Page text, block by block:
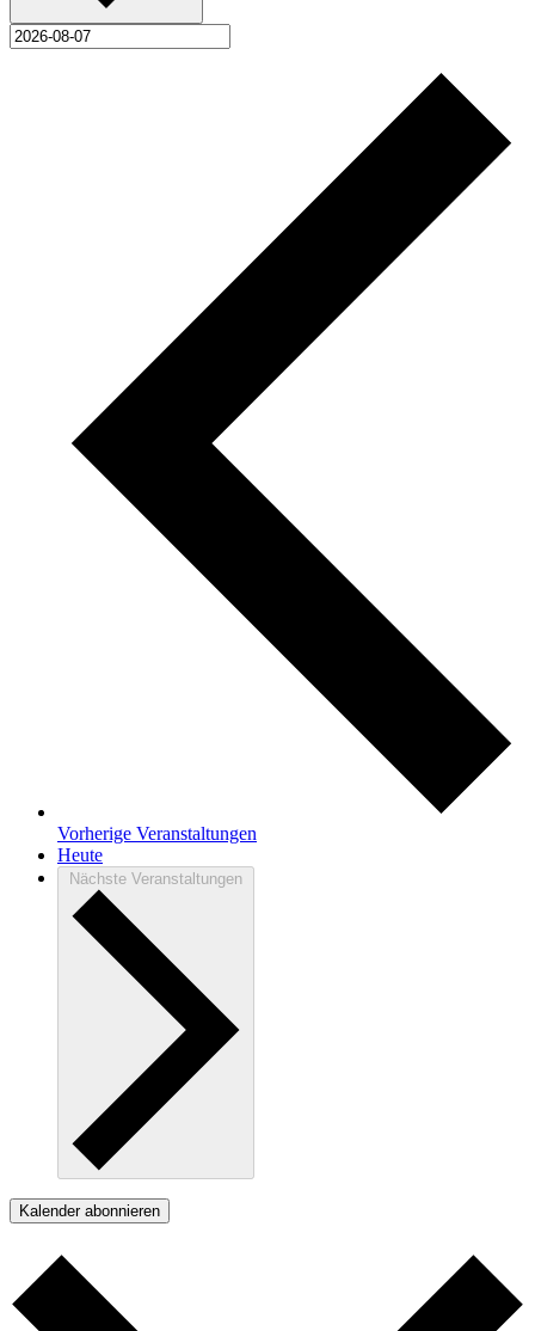
Vorherige Veranstaltungen
Heute
Nächste Veranstaltungen
Kalender abonnieren